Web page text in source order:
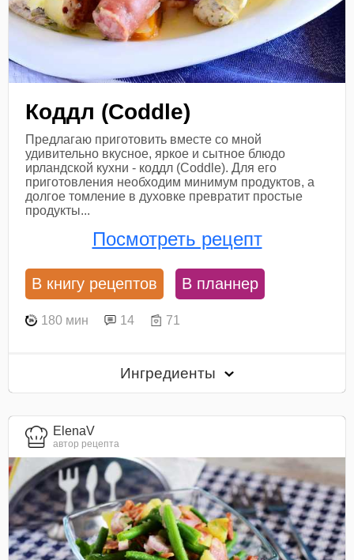
Коддл (Coddle)
Предлагаю приготовить вместе со мной
удивительно вкусное, яркое и сытное блюдо
ирландской кухни - коддл (Coddle). Для его
приготовления необходим минимум продуктов, а
долгое томление в духовке превратит простые
продукты...
Посмотреть рецепт
В книгу рецептов В планнер
180 мин 14 71
Ингредиенты
ElenaV
автор рецепта